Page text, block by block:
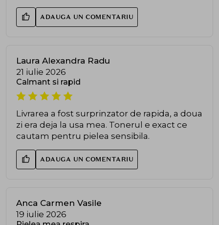
ADAUGA UN COMENTARIU
Laura Alexandra Radu
21 iulie 2026
Calmant si rapid
Livrarea a fost surprinzator de rapida, a doua
zi era deja la usa mea. Tonerul e exact ce
cautam pentru pielea sensibila.
ADAUGA UN COMENTARIU
Anca Carmen Vasile
19 iulie 2026